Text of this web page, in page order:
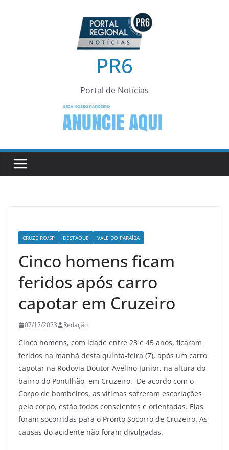
PR6
Portal de Notícias
CRUZEIRO/SP DESTAQUE VALE DO PARAÍBA
Cinco homens ficam
feridos após carro
capotar em Cruzeiro
07/12/2023 Redação
Cinco homens, com idade entre 23 e 45 anos, ficaram
feridos na manhã desta quinta-feira (7), após um carro
capotar na Rodovia Doutor Avelino Junior, na altura do
bairro do Pontilhão, em Cruzeiro. De acordo com o
Corpo de bombeiros, as vítimas sofreram escoriações
pelo corpo, estão todos conscientes e orientadas. Elas
foram socorridas para o Pronto Socorro de Cruzeiro. As
causas do acidente não foram divulgadas.